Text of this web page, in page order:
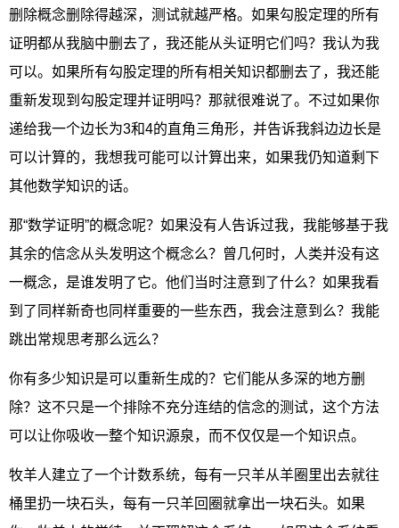
删除概念删除得越深，测试就越严格。如果勾股定理的所有
证明都从我脑中删去了，我还能从头证明它们吗？我认为我
可以。如果所有勾股定理的所有相关知识都删去了，我还能
重新发现到勾股定理并证明吗？那就很难说了。不过如果你
递给我一个边长为3和4的直角三角形，并告诉我斜边边长是
可以计算的，我想我可能可以计算出来，如果我仍知道剩下
其他数学知识的话。
那“数学证明”的概念呢？如果没有人告诉过我，我能够基于我
其余的信念从头发明这个概念么？曾几何时，人类并没有这
一概念，是谁发明了它。他们当时注意到了什么？如果我看
到了同样新奇也同样重要的一些东西，我会注意到么？我能
跳出常规思考那么远么？
你有多少知识是可以重新生成的？它们能从多深的地方删
除？这不只是一个排除不充分连结的信念的测试，这个方法
可以让你吸收一整个知识源泉，而不仅仅是一个知识点。
牧羊人建立了一个计数系统，每有一只羊从羊圈里出去就往
桶里扔一块石头，每有一只羊回圈就拿出一块石头。如果